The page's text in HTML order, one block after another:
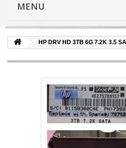
MENU
HP DRV HD 3TB 6G 7.2K 3.5